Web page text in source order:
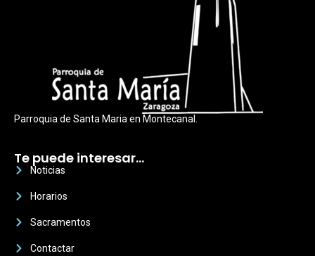
Parroquia de Santa Maria en Montecanal.
Te puede interesar…
Noticias
Horarios
Sacramentos
Contactar